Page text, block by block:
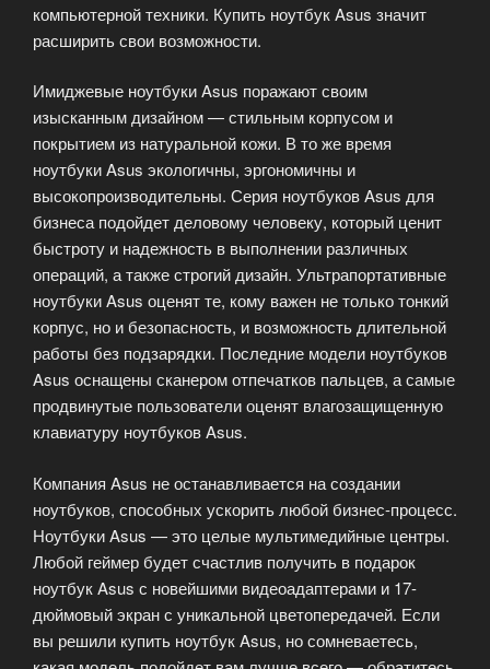
компьютерной техники. Купить ноутбук Asus значит
расширить свои возможности.
Имиджевые ноутбуки Asus поражают своим
изысканным дизайном — стильным корпусом и
покрытием из натуральной кожи. В то же время
ноутбуки Asus экологичны, эргономичны и
высокопроизводительны. Серия ноутбуков Asus для
бизнеса подойдет деловому человеку, который ценит
быстроту и надежность в выполнении различных
операций, а также строгий дизайн. Ультрапортативные
ноутбуки Asus оценят те, кому важен не только тонкий
корпус, но и безопасность, и возможность длительной
работы без подзарядки. Последние модели ноутбуков
Asus оснащены сканером отпечатков пальцев, а самые
продвинутые пользователи оценят влагозащищенную
клавиатуру ноутбуков Asus.
Компания Asus не останавливается на создании
ноутбуков, способных ускорить любой бизнес-процесс.
Ноутбуки Asus — это целые мультимедийные центры.
Любой геймер будет счастлив получить в подарок
ноутбук Asus с новейшими видеоадаптерами и 17-
дюймовый экран с уникальной цветопередачей. Если
вы решили купить ноутбук Asus, но сомневаетесь,